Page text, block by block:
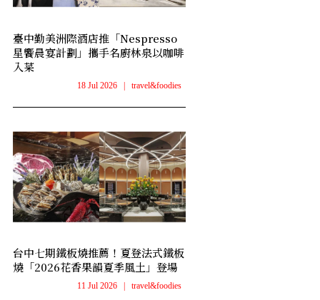
臺中勤美洲際酒店推「Nespresso
星饗晨宴計劃」攜手名廚林泉以咖啡
入菜
18 Jul 2026 travel&foodies
台中七期鐵板燒推薦！夏登法式鐵板
燒「2026花香果韻夏季風土」登場
11 Jul 2026 travel&foodies